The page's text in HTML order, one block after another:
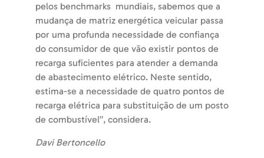
pelos benchmarks mundiais, sabemos que a
mudança de matriz energética veicular passa
por uma profunda necessidade de confiança
do consumidor de que vão existir pontos de
recarga suficientes para atender a demanda
de abastecimento elétrico. Neste sentido,
estima-se a necessidade de quatro pontos de
recarga elétrica para substituição de um posto
de combustível”, considera.
Davi Bertoncello